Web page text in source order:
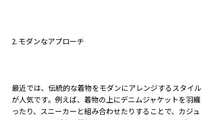
2. モダンなアプローチ
最近では、伝統的な着物をモダンにアレンジするスタイル
が人気です。例えば、着物の上にデニムジャケットを羽織
ったり、スニーカーと組み合わせたりすることで、カジュ